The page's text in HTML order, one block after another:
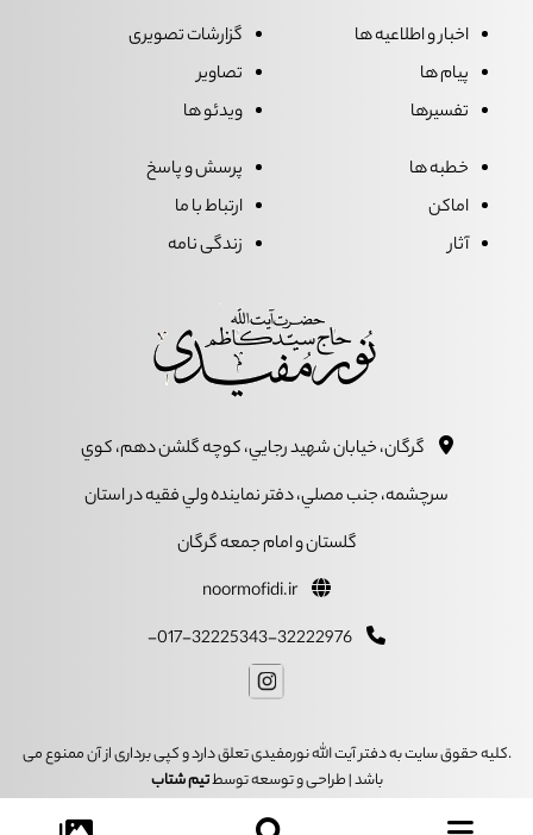
اخبار و اطلاعیه ها
پیام ها
تفسیرها
گزارشات تصویری
تصاویر
ویدئو ها
خطبه ها
اماکن
آثار
پرسش و پاسخ
ارتباط با ما
زندگی نامه
گرگان، خيابان شهيد رجايي، کوچه گلشن دهم، کوي
سرچشمه، جنب مصلي، دفتر نماينده ولي فقيه در استان
گلستان و امام جمعه گرگان
.کلیه حقوق سایت به دفتر آیت الله نورمفیدی تعلق دارد و کپی برداری از آن ممنوع می
باشد | طراحی و توسعه توسطتیم شتاب